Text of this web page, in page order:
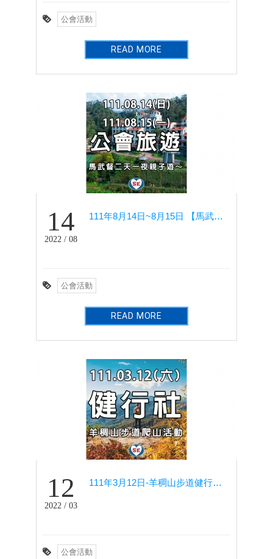
公會活動
READ MORE
14
2022 / 08
111年8月14日~8月15日 【馬武督二天一夜親子遊】 - 年度旅遊
公會活動
READ MORE
12
2022 / 03
111年3月12日-羊稠山步道健行爬山活動(健行社)
公會活動